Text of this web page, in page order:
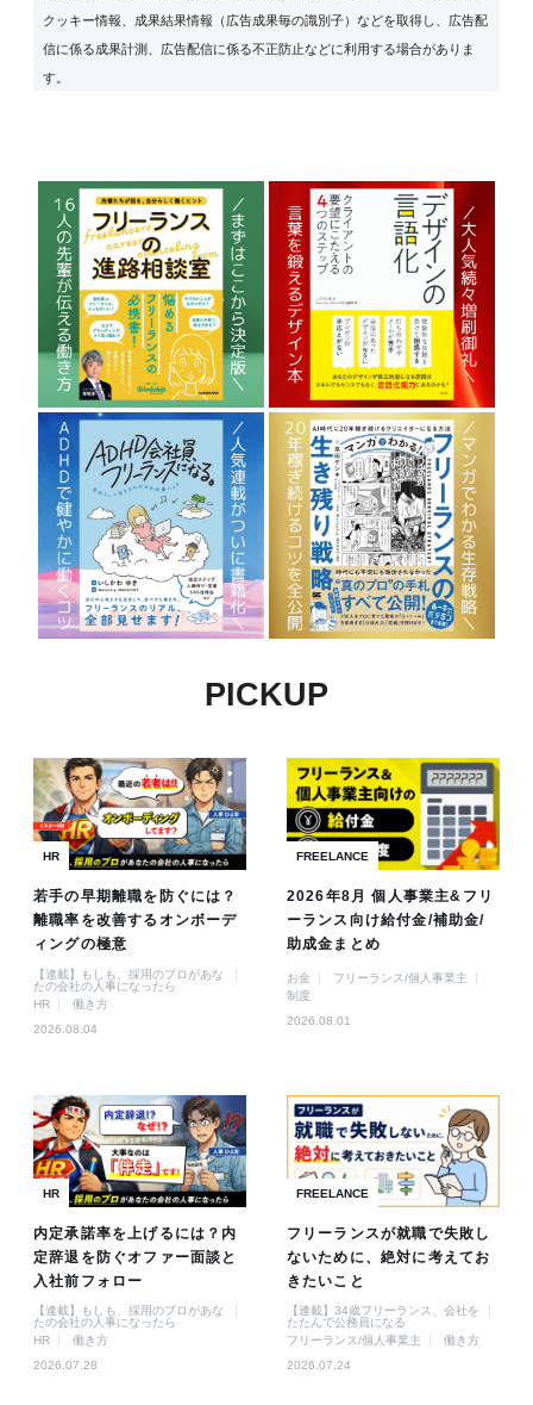
クッキー情報、成果結果情報（広告成果毎の識別子）などを取得し、広告配
信に係る成果計測、広告配信に係る不正防止などに利用する場合がありま
す。
PICKUP
HR
若手の早期離職を防ぐには？
離職率を改善するオンボーデ
ィングの極意
【連載】もしも、採用のプロがあな
たの会社の人事になったら
HR
働き方
2026.08.04
FREELANCE
2026年8月 個人事業主&フリ
ーランス向け給付金/補助金/
助成金まとめ
お金
フリーランス/個人事業主
制度
2026.08.01
HR
内定承諾率を上げるには？内
定辞退を防ぐオファー面談と
入社前フォロー
【連載】もしも、採用のプロがあな
たの会社の人事になったら
HR
働き方
2026.07.28
FREELANCE
フリーランスが就職で失敗し
ないために、絶対に考えてお
きたいこと
【連載】34歳フリーランス、会社を
たたんで公務員になる
フリーランス/個人事業主
働き方
2026.07.24